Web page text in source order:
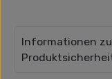
Informationen